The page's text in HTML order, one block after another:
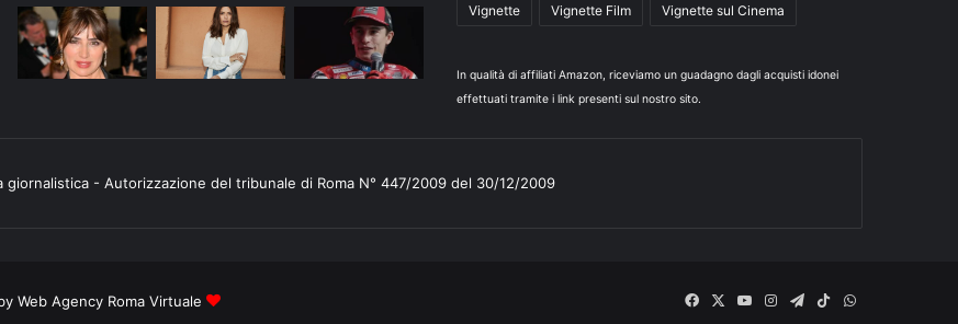
Vignette Vignette Film Vignette sul Cinema
In qualità di affiliati Amazon, riceviamo un guadagno dagli acquisti idonei
effettuati tramite i link presenti sul nostro sito.
giornalistica - Autorizzazione del tribunale di Roma N° 447/2009 del 30/12/2009
Web Agency Roma Virtuale Facebook
X
YouInstagram
Telegram
TikTokWhatsApp